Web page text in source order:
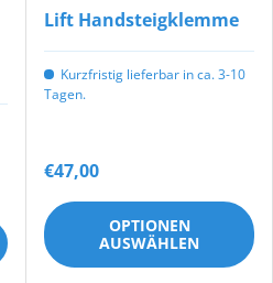
Lift Handsteigklemme
Kurzfristig lieferbar in ca. 3-10
Tagen.
€47,00
OPTIONEN
AUSWÄHLEN